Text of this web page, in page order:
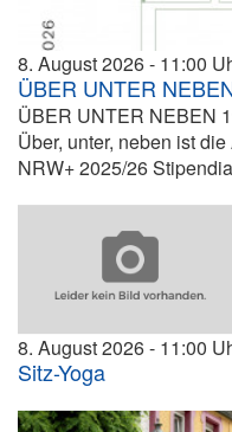
8. August 2026 11:00
ÜBER UNTER
ÜBER UNTER NEBEN
Über, unter, neben ist
NRW+ 2025/26
8. August 2026 11:00
Sitz-Yoga